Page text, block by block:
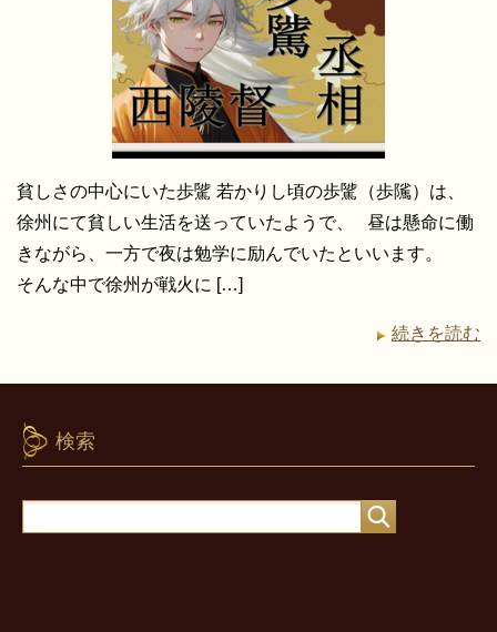
貧しさの中心にいた歩騭 若かりし頃の歩騭（歩隲）は、
徐州にて貧しい生活を送っていたようで、 昼は懸命に働
きながら、一方で夜は勉学に励んでいたといいます。
そんな中で徐州が戦火に […]
続きを読む
検索